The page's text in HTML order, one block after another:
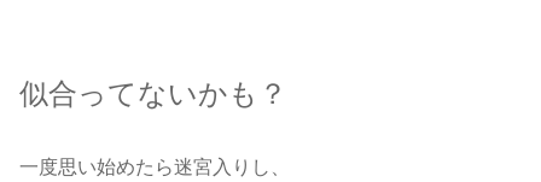
似合ってないかも？
一度思い始めたら迷宮入りし、